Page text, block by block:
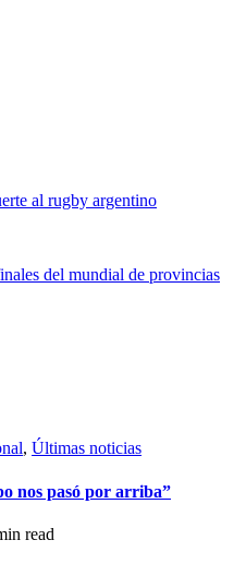
al rugby argentino
del mundial de provincias
, Últimas noticias
nos pasó por arriba”
read